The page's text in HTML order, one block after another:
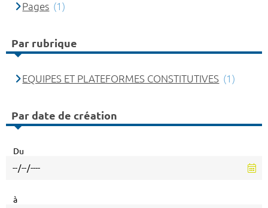
Pages (1)
Par rubrique
EQUIPES ET PLATEFORMES CONSTITUTIVES (1)
Par date de création
Du
à